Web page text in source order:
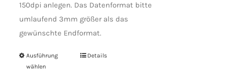
150dpi anlegen. Das Datenformat bitte
umlaufend 3mm größer als das
gewünschte Endformat.
Ausführung
wählen
Details